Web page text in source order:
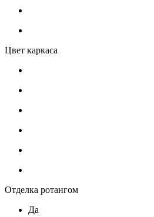
Цвет каркаса
Отделка ротангом
Да